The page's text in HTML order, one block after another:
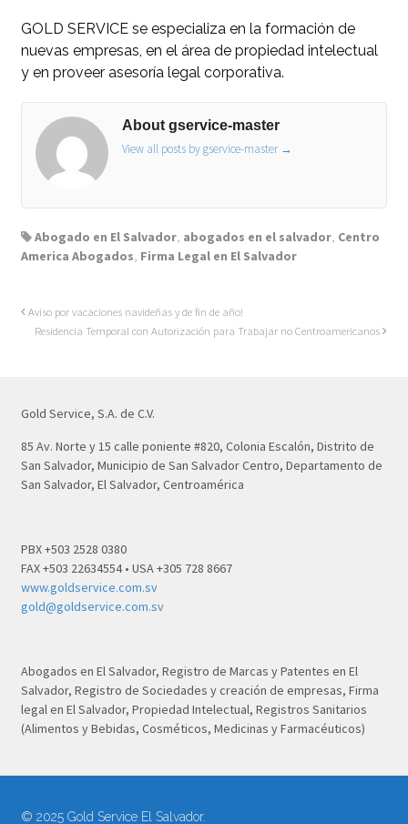
GOLD SERVICE se especializa en la formación de
nuevas empresas, en el área de propiedad intelectual
y en proveer asesoría legal corporativa.
About gservice-master
View all posts by gservice-master →
Abogado en El Salvador, abogados en el salvador, Centro
America Abogados Firma Legal en El Salvador
Aviso por vacaciones navideñas y de fin de año!
Residencia Temporal con Autorización para Trabajar no Centroamericanos
Gold Service, S.A. de C.V.
85 Av. Norte y 15 calle poniente #820, Colonia Escalón, Distrito de
San Salvador, Municipio de San Salvador Centro, Departamento de
San Salvador, El Salvador, Centroamérica
PBX +503 2528 0380
FAX +503 22634554 • USA +305 728 8667
www.goldservice.com.sv
gold@goldservice.com.sv
Abogados en El Salvador, Registro de Marcas y Patentes en El
Salvador, Registro de Sociedades y creación de empresas, Firma
legal en El Salvador, Propiedad Intelectual, Registros Sanitarios
(Alimentos y Bebidas, Cosméticos, Medicinas y Farmacéuticos)
© 2025 Gold Service El Salvador.